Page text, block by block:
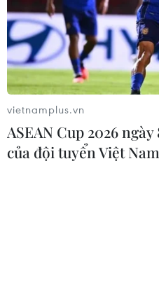
vietnamplus.vn
ASEAN Cup 2026
của đội tuyển Việt